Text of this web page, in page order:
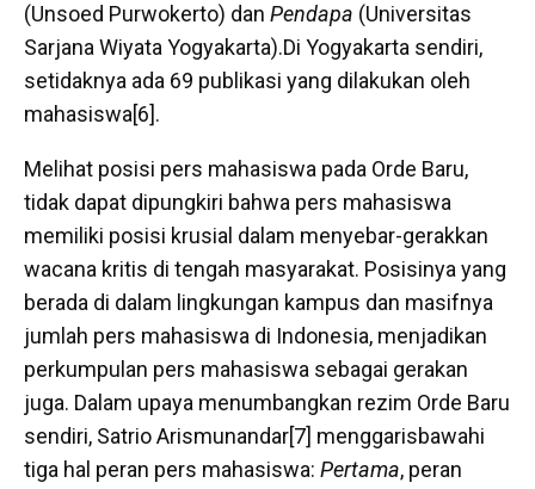
(Unsoed Purwokerto) dan Pendapa (Universitas
Sarjana Wiyata Yogyakarta).Di Yogyakarta sendiri,
setidaknya ada 69 publikasi yang dilakukan oleh
mahasiswa[6].
Melihat posisi pers mahasiswa pada Orde Baru,
tidak dapat dipungkiri bahwa pers mahasiswa
memiliki posisi krusial dalam menyebar-gerakkan
wacana kritis di tengah masyarakat. Posisinya yang
berada di dalam lingkungan kampus dan masifnya
jumlah pers mahasiswa di Indonesia, menjadikan
perkumpulan pers mahasiswa sebagai gerakan
juga. Dalam upaya menumbangkan rezim Orde Baru
sendiri, Satrio Arismunandar[7] menggarisbawahi
tiga hal peran pers mahasiswa: Pertama, peran